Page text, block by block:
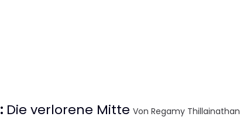
: Die verlorene Mitte Von Regamy Thillainathan